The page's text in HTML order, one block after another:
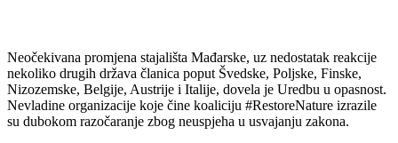
Neočekivana promjena stajališta Mađarske, uz nedostatak reakcije
nekoliko drugih država članica poput Švedske, Poljske, Finske,
Nizozemske, Belgije, Austrije i Italije, dovela je Uredbu u opasnost.
Nevladine organizacije koje čine koaliciju #RestoreNature izrazile
su dubokom razočaranje zbog neuspjeha u usvajanju zakona.